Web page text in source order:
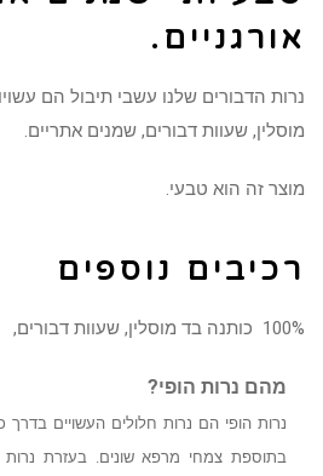
אורגניים.
מוסלין, שעוות דבורים, שמנים אתריים.
מוצר זה הוא טבעי.
רכיבים נוספים
100% כותנה בד מוסלין, שעוות דבורים,
מהם נרות הופי?
נרות הופי הם נרות חלולים העשויים בדרך
בתוספת צמחי מרפא שונים. בעזרת